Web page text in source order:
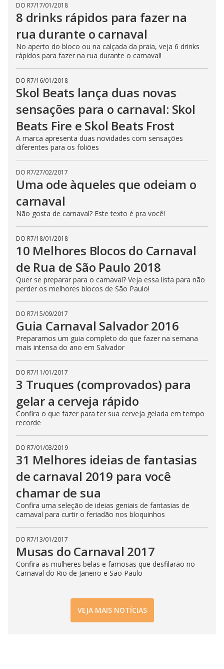
DO R7/17/01/2018
8 drinks rápidos para fazer na
rua durante o carnaval
No aperto do bloco ou na calçada da praia, veja 6 drinks
rápidos para fazer na rua durante o carnaval!
DO R7/16/01/2018
Skol Beats lança duas novas
sensações para o carnaval: Skol
Beats Fire e Skol Beats Frost
A marca apresenta duas novidades com sensações
diferentes para os foliões
DO R7/27/02/2017
Uma ode àqueles que odeiam o
carnaval
Não gosta de carnaval? Este texto é pra você!
DO R7/18/01/2018
10 Melhores Blocos do Carnaval
de Rua de São Paulo 2018
Quer se preparar para o carnaval? Veja essa lista para não
perder os melhores blocos de São Paulo!
DO R7/15/09/2017
Guia Carnaval Salvador 2016
Preparamos um guia completo do que fazer na semana
mais intensa do ano em Salvador
DO R7/11/01/2017
3 Truques (comprovados) para
gelar a cerveja rápido
Confira o que fazer para ter sua cerveja gelada em tempo
recorde
DO R7/01/03/2019
31 Melhores ideias de fantasias
de carnaval 2019 para você
chamar de sua
Confira uma seleção de ideias geniais de fantasias de
carnaval para curtir o feriadão nos bloquinhos
DO R7/13/01/2017
Musas do Carnaval 2017
Confira as mulheres belas e famosas que desfilarão no
Carnaval do Rio de Janeiro e São Paulo
VEJA MAIS NOTÍCIAS